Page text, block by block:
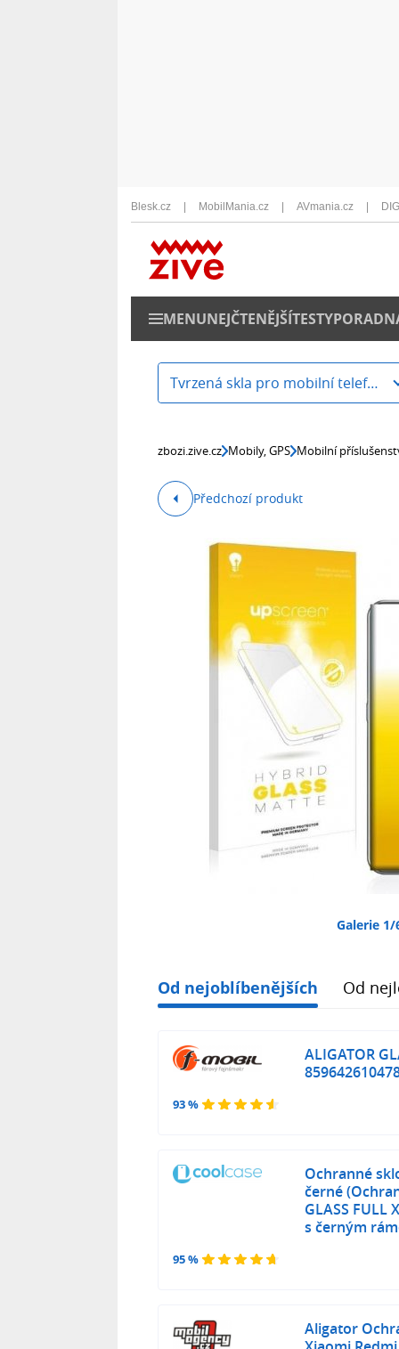
Blesk.cz MobilMania.cz AVmania.cz
MENUNEJČTENĚJŠÍTESTY
Tvrzená skla pro mobilní telefony
zbozi.zive.cz Mobily, GPS Mobilní
Předchozí produkt
Galerie 1/
Od nejoblíbenějších Od
93 %
ALIGATOR
95 %
Ochranné
černé
GLASS FULL
s černým
Aligator